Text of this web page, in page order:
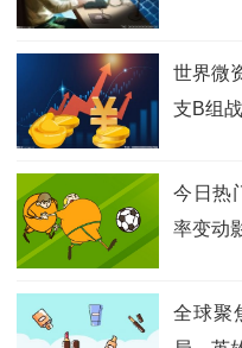
世界微
支B组
今日热
率变动
全球聚